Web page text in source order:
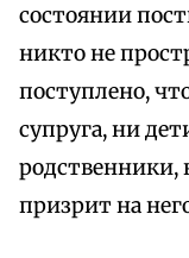
состоянии
никто не
поступлено,
супруга, ни
родственники,
призрит на